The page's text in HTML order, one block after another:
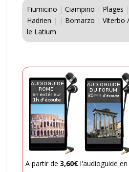
Fiumicino | Ciampino | Plages |
Hadrien | | Bomarzo | Viterbo
le Latium
A partir de 3,60€ l'audioguide